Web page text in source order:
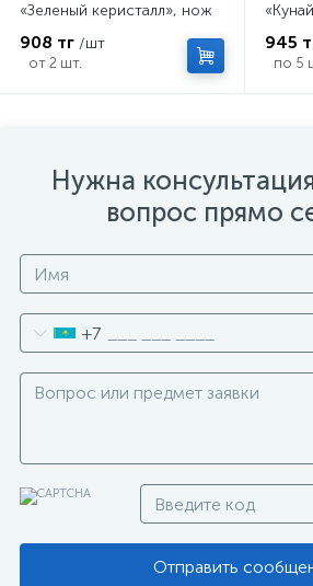
«Зеленый керисталл», нож
908 тг /шт
от 2 шт.
945
по 5
Нужна
вопрос прямо
+7
Отправить